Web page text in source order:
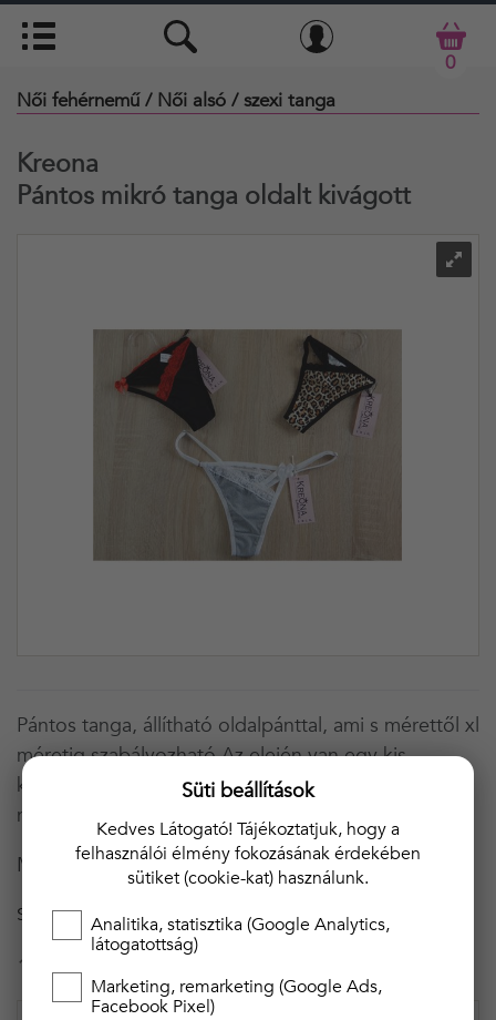
0
Női fehérnemű / Női alsó / szexi tanga
Kreona
Pántos mikró tanga oldalt kivágott
Pántos tanga, állítható oldalpánttal, ami s mérettől xl
méretig szabályozható.Az elején van egy kis
kivágás, ami elegánssá teszi a megjelenést és egy
nagyon szexi megjelenést ad viselőjének!
Minőségi magyar áru!
SZÍN FEKETE
1 990 Ft
Süti beállítások
Kedves Látogató! Tájékoztatjuk, hogy a
felhasználói élmény fokozásának érdekében
sütiket (cookie-kat) használunk.
Analitika, statisztika (Google Analytics,
látogatottság)
Marketing, remarketing (Google Ads,
Facebook Pixel)